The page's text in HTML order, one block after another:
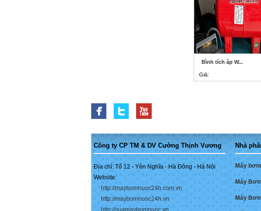
Bình tích áp W...
Giá:
Công ty CP TM & DV Cường Thịnh Vương
Địa chỉ: Tổ 12 - Yên Nghĩa - Hà Đông - Hà Nội
Website:
http://maybomnuoc24h.com.vn
http://maybomnuoc24h.vn
http://suamaybomnuoc.vn
Nhà
Máy
Máy
Máy